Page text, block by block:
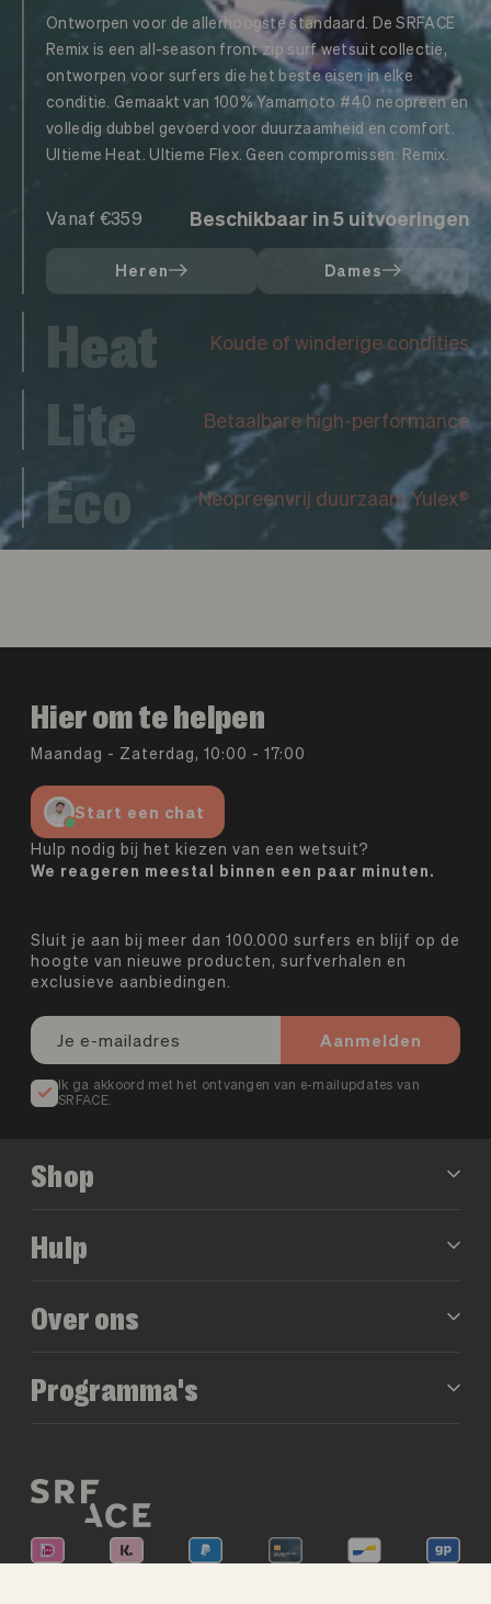
Ontworpen voor de allerhoogste standaard. De SRFACE
Remix is een all-season front zip surf wetsuit collectie,
ontworpen voor surfers die het beste eisen in elke
conditie. Gemaakt van 100% Yamamoto #40 neopreen en
volledig dubbel gevoerd voor duurzaamheid en comfort.
Ultieme Heat. Ultieme Flex. Geen compromissen. Remix.
Vanaf €359 Beschikbaar in 5 uitvoeringen
Heren Dames
Heat Koude of winderige condities
Lite Betaalbare high-performance
Eco Neopreenvrij duurzaam Yulex®
Hier om te helpen
Maandag - Zaterdag, 10:00 - 17:00
Start een chat
Hulp nodig bij het kiezen van een wetsuit?
We reageren meestal binnen een paar minuten.
Sluit je aan bij meer dan 100.000 surfers en blijf op de
hoogte van nieuwe producten, surfverhalen en
exclusieve aanbiedingen.
Aanmelden
Ik ga akkoord met het ontvangen van e-mailupdates van
SRFACE.
Shop
Hulp
Over ons
Programma's